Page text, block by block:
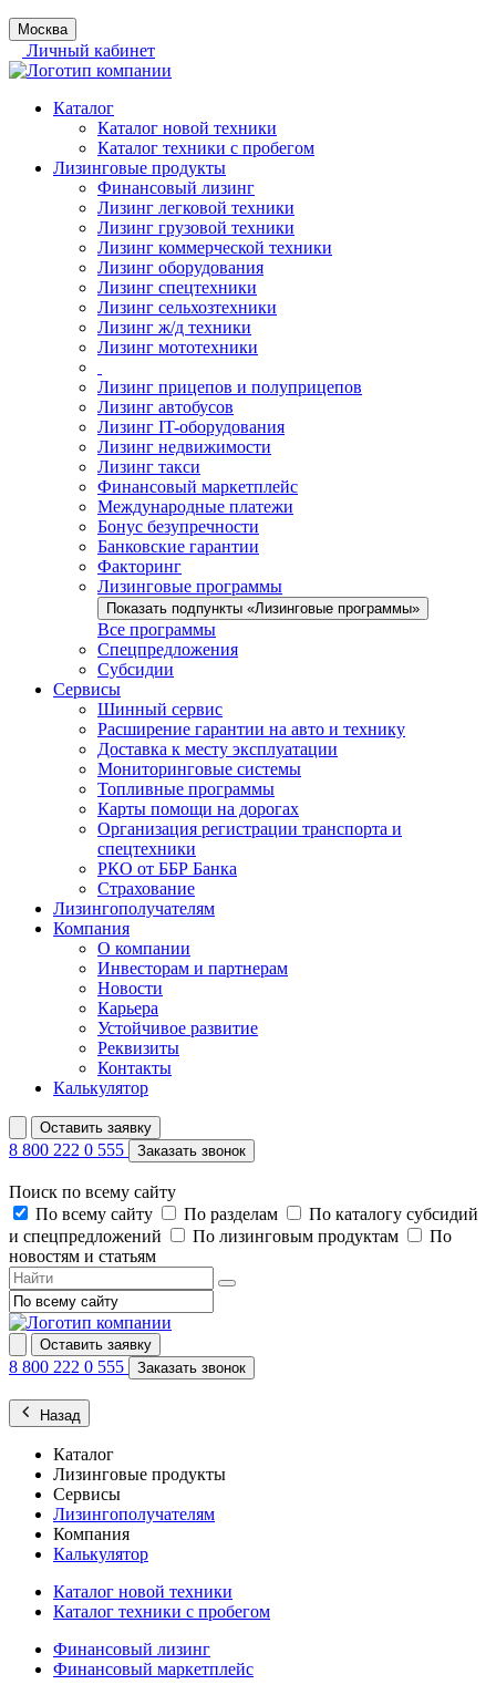
Москва
Личный кабинет
Каталог
Каталог новой техники
Каталог техники с пробегом
Лизинговые продукты
Финансовый лизинг
Лизинг легковой техники
Лизинг грузовой техники
Лизинг коммерческой техники
Лизинг оборудования
Лизинг спецтехники
Лизинг сельхозтехники
Лизинг ж/д техники
Лизинг мототехники
Лизинг прицепов и полуприцепов
Лизинг автобусов
Лизинг IT-оборудования
Лизинг недвижимости
Лизинг такси
Финансовый маркетплейс
Международные платежи
Бонус безупречности
Банковские гарантии
Факторинг
Лизинговые программы
Показать подпункты «Лизинговые программы»
Все программы
Спецпредложения
Субсидии
Сервисы
Шинный сервис
Расширение гарантии на авто и технику
Доставка к месту эксплуатации
Мониторинговые системы
Топливные программы
Карты помощи на дорогах
Организация регистрации транспорта и
спецтехники
РКО от ББР Банка
Страхование
Лизингополучателям
Компания
О компании
Инвесторам и партнерам
Новости
Карьера
Устойчивое развитие
Реквизиты
Контакты
Калькулятор
Оставить заявку
8 800 222 0 555 Заказать звонок
Поиск по всему сайту
По всему сайту
По разделам
По каталогу субсидий
и спецпредложений
По лизинговым продуктам
По
новостям и статьям
Оставить заявку
8 800 222 0 555 Заказать звонок
Назад
Каталог
Лизинговые продукты
Сервисы
Лизингополучателям
Компания
Калькулятор
Каталог новой техники
Каталог техники с пробегом
Финансовый лизинг
Финансовый маркетплейс